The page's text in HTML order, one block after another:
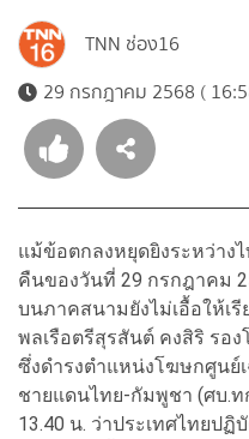
TNN ช่อง16
29 กรกฎาคม 2568 (
แม้ข้อตกลงหยุดยิงระหว่าง
คืนของวันที่ 29 กรกฎาคม
บนภาคสนามยังไม่เอื้อให้เรี
พลเรือตรีสุรสันต์ คงสิริ รอ
ซึ่งดำรงตำแหน่งโฆษกศูน
ชายแดนไทย-กัมพูชา (ศบ.ท
13.40 น. ว่าประเทศไทยป